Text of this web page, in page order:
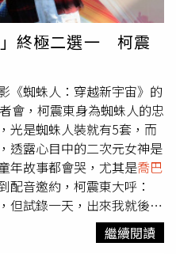
終極二選一 柯震
《蜘蛛人：穿越新宇宙》的
會，柯震東身為蜘蛛人的忠
光是蜘蛛人裝就有5套，而
透露心目中的二次元女神是
年故事都會哭，尤其是喬巴
配音邀約，柯震東大呼：
但試錄一天，出來我就後
性，讓他很不想出門，後三
配完，而指導老師剛好是幫
繼續閱讀